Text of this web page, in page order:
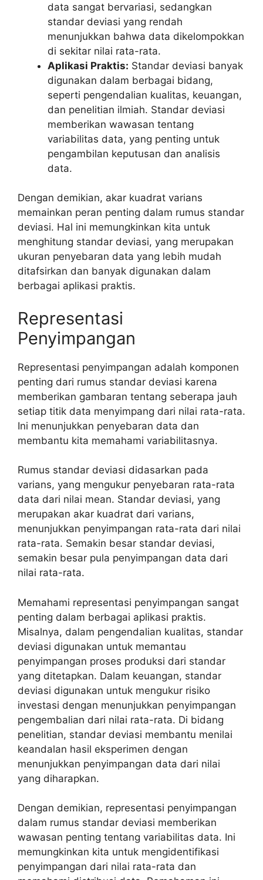
data sangat bervariasi, sedangkan
standar deviasi yang rendah
menunjukkan bahwa data dikelompokkan
di sekitar nilai rata-rata.
Aplikasi Praktis: Standar deviasi banyak
digunakan dalam berbagai bidang,
seperti pengendalian kualitas, keuangan,
dan penelitian ilmiah. Standar deviasi
memberikan wawasan tentang
variabilitas data, yang penting untuk
pengambilan keputusan dan analisis
data.
Dengan demikian, akar kuadrat varians
memainkan peran penting dalam rumus standar
deviasi. Hal ini memungkinkan kita untuk
menghitung standar deviasi, yang merupakan
ukuran penyebaran data yang lebih mudah
ditafsirkan dan banyak digunakan dalam
berbagai aplikasi praktis.
Representasi
Penyimpangan
Representasi penyimpangan adalah komponen
penting dari rumus standar deviasi karena
memberikan gambaran tentang seberapa jauh
setiap titik data menyimpang dari nilai rata-rata.
Ini menunjukkan penyebaran data dan
membantu kita memahami variabilitasnya.
Rumus standar deviasi didasarkan pada
varians, yang mengukur penyebaran rata-rata
data dari nilai mean. Standar deviasi, yang
merupakan akar kuadrat dari varians,
menunjukkan penyimpangan rata-rata dari nilai
rata-rata. Semakin besar standar deviasi,
semakin besar pula penyimpangan data dari
nilai rata-rata.
Memahami representasi penyimpangan sangat
penting dalam berbagai aplikasi praktis.
Misalnya, dalam pengendalian kualitas, standar
deviasi digunakan untuk memantau
penyimpangan proses produksi dari standar
yang ditetapkan. Dalam keuangan, standar
deviasi digunakan untuk mengukur risiko
investasi dengan menunjukkan penyimpangan
pengembalian dari nilai rata-rata. Di bidang
penelitian, standar deviasi membantu menilai
keandalan hasil eksperimen dengan
menunjukkan penyimpangan data dari nilai
yang diharapkan.
Dengan demikian, representasi penyimpangan
dalam rumus standar deviasi memberikan
wawasan penting tentang variabilitas data. Ini
memungkinkan kita untuk mengidentifikasi
penyimpangan dari nilai rata-rata dan